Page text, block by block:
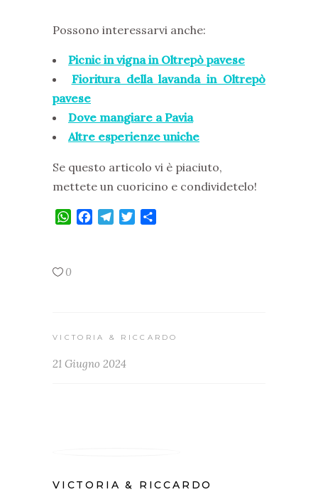
Possono interessarvi anche:
Picnic in vigna in Oltrepò pavese
Fioritura della lavanda in Oltrepò
pavese
Dove mangiare a Pavia
Altre esperienze uniche
Se questo articolo vi è piaciuto,
mettete un cuoricino e condividetelo!
WhatsApp
Facebook
Telegram
Twitter
0
VICTORIA & RICCARDO
21 Giugno 2024
VICTORIA & RICCARDO